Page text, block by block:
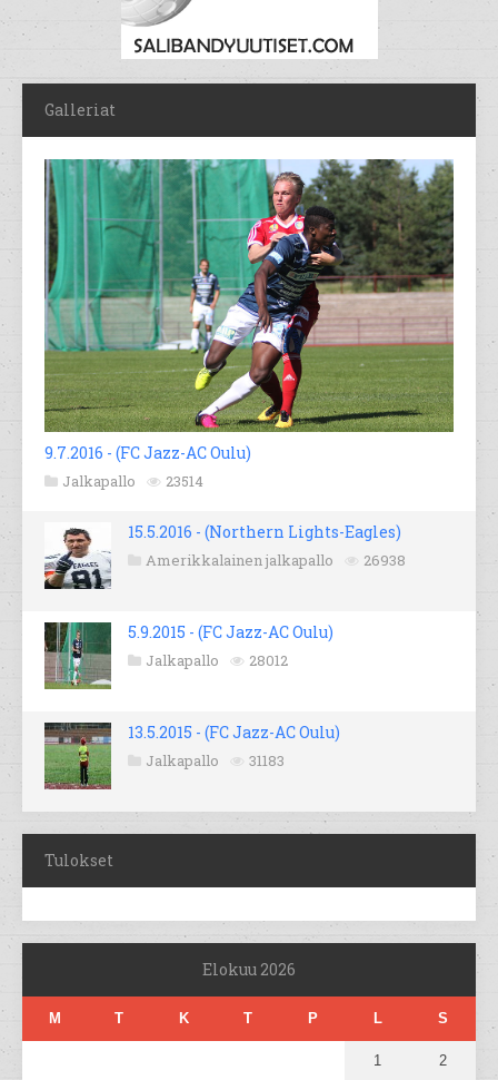
Galleriat
9.7.2016 - (FC Jazz-AC Oulu)
Jalkapallo 23514
15.5.2016 - (Northern Lights-Eagles)
Amerikkalainen jalkapallo 26938
5.9.2015 - (FC Jazz-AC Oulu)
Jalkapallo 28012
13.5.2015 - (FC Jazz-AC Oulu)
Jalkapallo 31183
Tulokset
Elokuu 2026
M T K T P L S
1 2